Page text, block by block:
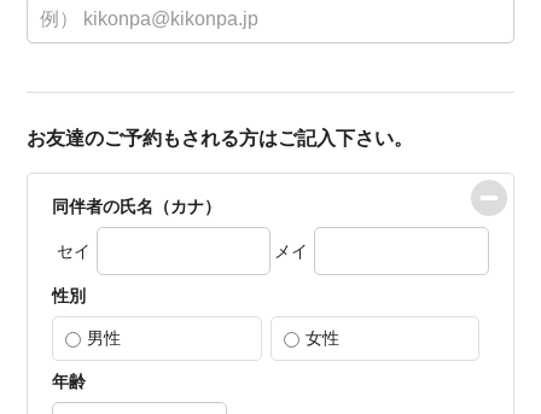
お友達のご予約もされる方はご記入下さい。
同伴者の氏名（カナ）
セイ メイ
性別
男性 女性
年齢